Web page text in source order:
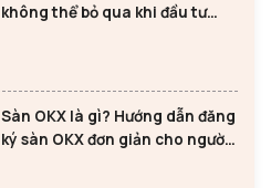
không thể bỏ qua khi đầu tư
Sàn OKX là gì? Hướng dẫn đăng
ký sàn OKX đơn giản cho người